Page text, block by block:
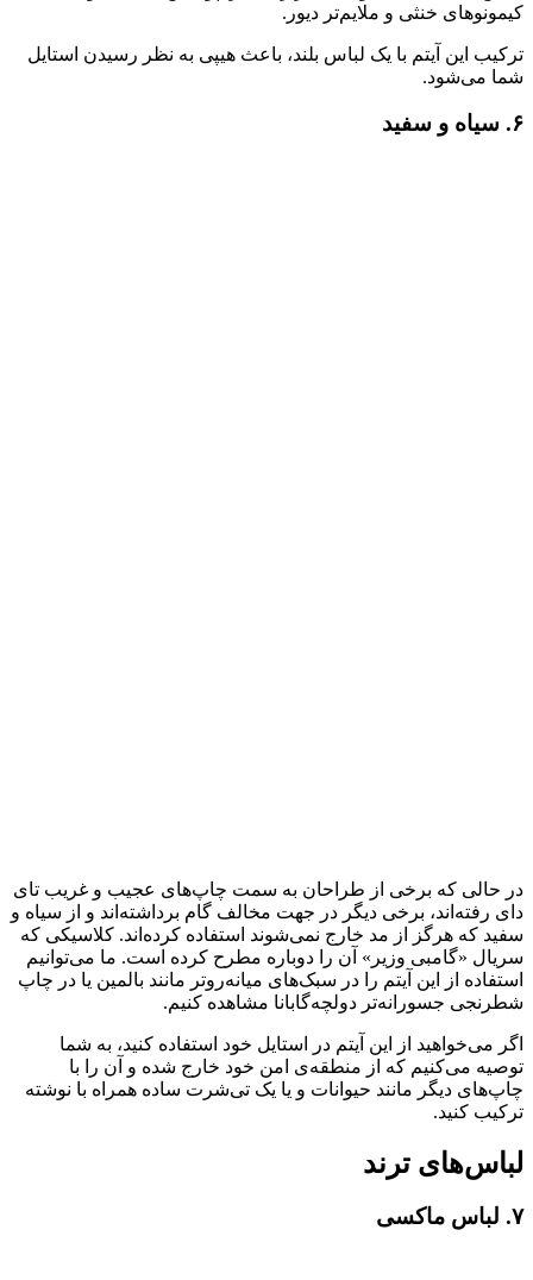
کیمونوهای خنثی و ملایم‌تر دیور.
ترکیب این آیتم با یک لباس بلند، باعث هیپی به نظر رسیدن استایل
شما می‌شود.
۶. سیاه و سفید
در حالی که برخی از طراحان به سمت چاپ‌های عجیب و غریب تای
دای رفته‌اند، برخی دیگر در جهت مخالف گام برداشته‌اند و از سیاه و
سفید که هرگز از مد خارج نمی‌شوند استفاده کرده‌اند. کلاسیکی که
سریال «گامبی وزیر» آن را دوباره مطرح کرده است. ما می‌توانیم
استفاده از این آیتم را در سبک‌های میانه‌روتر مانند بالمین یا در چاپ
شطرنجی جسورانه‌تر دولچه‌گابانا مشاهده کنیم.
اگر می‌خواهید از این آیتم در استایل خود استفاده کنید، به شما
توصیه می‌کنیم که از منطقه‌ی امن خود خارج شده و آن را با
چاپ‌های دیگر مانند حیوانات و یا یک تی‌شرت ساده همراه با نوشته
ترکیب کنید.
لباس‌های ترند
۷. لباس ماکسی